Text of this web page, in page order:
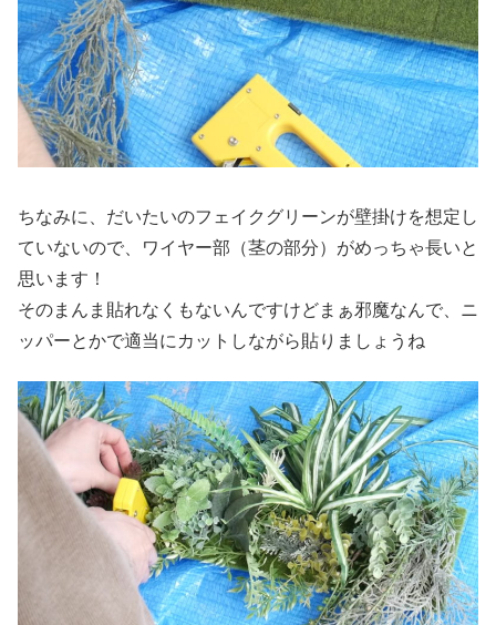
ちなみに、だいたいのフェイクグリーンが壁掛けを想定し
ていないので、ワイヤー部（茎の部分）がめっちゃ長いと
思います！
そのまんま貼れなくもないんですけどまぁ邪魔なんで、ニ
ッパーとかで適当にカットしながら貼りましょうね